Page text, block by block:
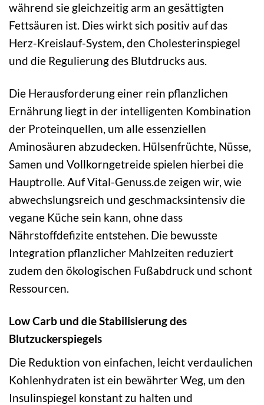
während sie gleichzeitig arm an gesättigten
Fettsäuren ist. Dies wirkt sich positiv auf das
Herz-Kreislauf-System, den Cholesterinspiegel
und die Regulierung des Blutdrucks aus.
Die Herausforderung einer rein pflanzlichen
Ernährung liegt in der intelligenten Kombination
der Proteinquellen, um alle essenziellen
Aminosäuren abzudecken. Hülsenfrüchte, Nüsse,
Samen und Vollkorngetreide spielen hierbei die
Hauptrolle. Auf Vital-Genuss.de zeigen wir, wie
abwechslungsreich und geschmacksintensiv die
vegane Küche sein kann, ohne dass
Nährstoffdefizite entstehen. Die bewusste
Integration pflanzlicher Mahlzeiten reduziert
zudem den ökologischen Fußabdruck und schont
Ressourcen.
Low Carb und die Stabilisierung des
Blutzuckerspiegels
Die Reduktion von einfachen, leicht verdaulichen
Kohlenhydraten ist ein bewährter Weg, um den
Insulinspiegel konstant zu halten und